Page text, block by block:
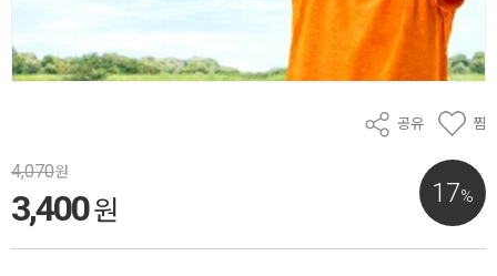
공유 찜
17%
4,070원
3,400원